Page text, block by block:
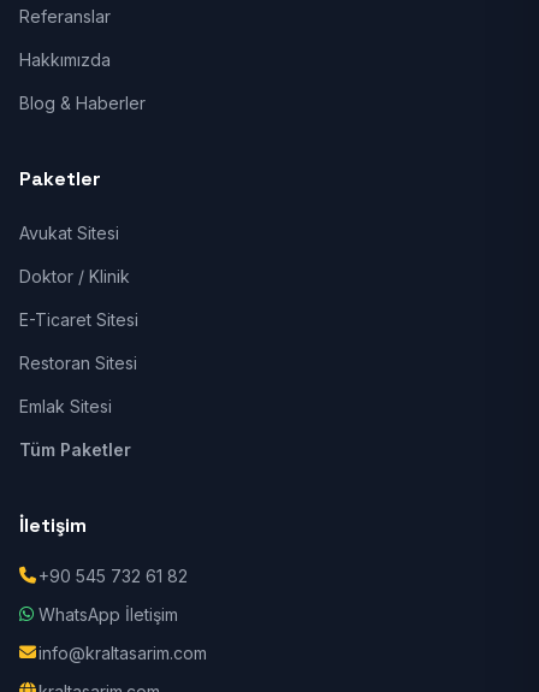
Referanslar
Hakkımızda
Blog & Haberler
Paketler
Avukat Sitesi
Doktor / Klinik
E-Ticaret Sitesi
Restoran Sitesi
Emlak Sitesi
Tüm Paketler
İletişim
+90 545 732 61 82
WhatsApp İletişim
info@kraltasarim.com